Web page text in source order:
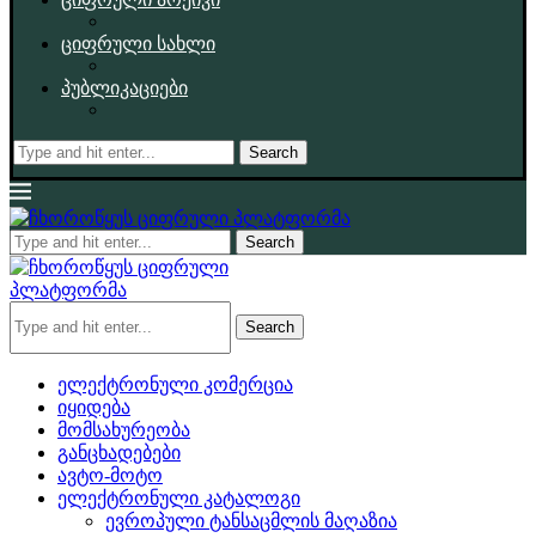
ციფრული სახლი
პუბლიკაციები
Search
Search
Search
ელექტრონული კომერცია
იყიდება
მომსახურეობა
განცხადებები
ავტო-მოტო
ელექტრონული კატალოგი
ევროპული ტანსაცმლის მაღაზია